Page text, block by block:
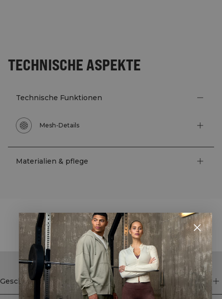
TECHNISCHE ASPEKTE
Technische Funktionen
Mesh-Details
Materialien & pflege
STYLE WITH
Geschäft